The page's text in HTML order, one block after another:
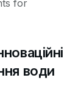
for
води